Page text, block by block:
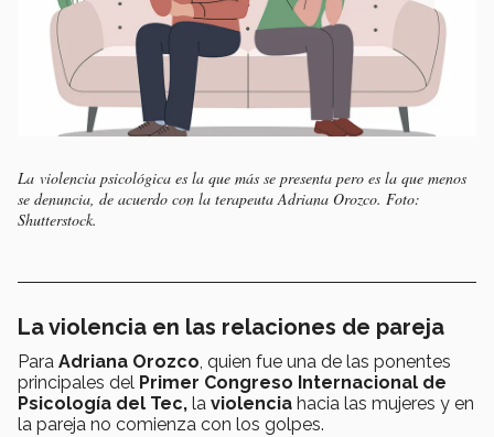
La violencia psicológica es la que más se presenta pero es la que menos
se denuncia, de acuerdo con la terapeuta Adriana Orozco. Foto:
Shutterstock.
La violencia en las relaciones de pareja
Para Adriana Orozco, quien fue una de las ponentes
principales del Primer Congreso Internacional de
Psicología del Tec, la violencia hacia las mujeres y en
la pareja no comienza con los golpes.